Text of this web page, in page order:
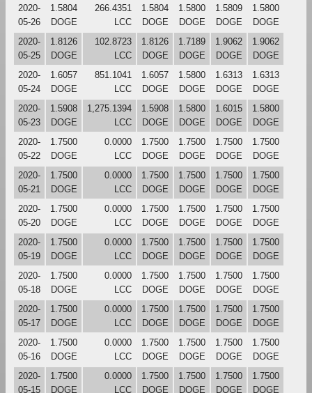
2020-
05-26
1.5804
DOGE
266.4351
LCC
1.5804
DOGE
1.5800
DOGE
1.5809
DOGE
1.5800
DOGE
2020-
05-25
1.8126
DOGE
102.8723
LCC
1.8126
DOGE
1.7189
DOGE
1.9062
DOGE
1.9062
DOGE
2020-
05-24
1.6057
DOGE
851.1041
LCC
1.6057
DOGE
1.5800
DOGE
1.6313
DOGE
1.6313
DOGE
2020-
05-23
1.5908
DOGE
1,275.1394
LCC
1.5908
DOGE
1.5800
DOGE
1.6015
DOGE
1.5800
DOGE
2020-
05-22
1.7500
DOGE
0.0000
LCC
1.7500
DOGE
1.7500
DOGE
1.7500
DOGE
1.7500
DOGE
2020-
05-21
1.7500
DOGE
0.0000
LCC
1.7500
DOGE
1.7500
DOGE
1.7500
DOGE
1.7500
DOGE
2020-
05-20
1.7500
DOGE
0.0000
LCC
1.7500
DOGE
1.7500
DOGE
1.7500
DOGE
1.7500
DOGE
2020-
05-19
1.7500
DOGE
0.0000
LCC
1.7500
DOGE
1.7500
DOGE
1.7500
DOGE
1.7500
DOGE
2020-
05-18
1.7500
DOGE
0.0000
LCC
1.7500
DOGE
1.7500
DOGE
1.7500
DOGE
1.7500
DOGE
2020-
05-17
1.7500
DOGE
0.0000
LCC
1.7500
DOGE
1.7500
DOGE
1.7500
DOGE
1.7500
DOGE
2020-
05-16
1.7500
DOGE
0.0000
LCC
1.7500
DOGE
1.7500
DOGE
1.7500
DOGE
1.7500
DOGE
2020-
05-15
1.7500
DOGE
0.0000
LCC
1.7500
DOGE
1.7500
DOGE
1.7500
DOGE
1.7500
DOGE